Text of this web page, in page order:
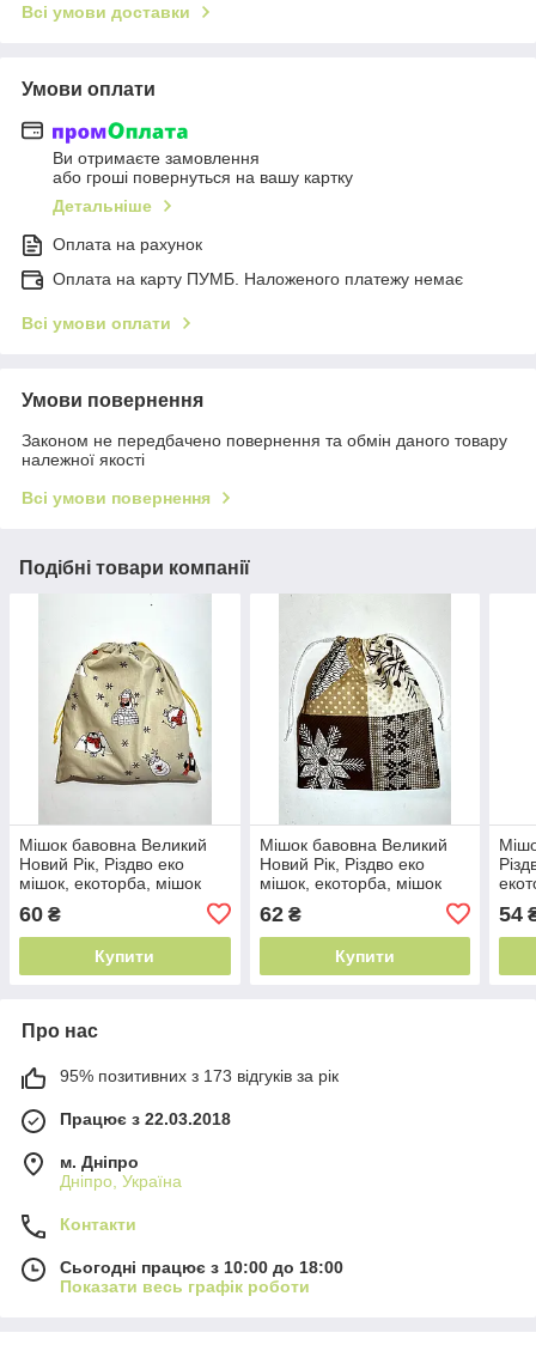
Всі умови доставки
Умови оплати
Ви отримаєте замовлення
або гроші повернуться на вашу картку
Детальніше
Оплата на рахунок
Оплата на карту ПУМБ. Наложеного платежу немає
Всі умови оплати
Умови повернення
Законом не передбачено повернення та обмін даного товару
належної якості
Всі умови повернення
Подібні товари компанії
Мішок бавовна Великий
Новий Рік, Різдво еко
мішок, екоторба, мішок
для подарунків різдвяний,
подарунковий
60 ₴
Купити
Мішок бавовна Великий
Новий Рік, Різдво еко
мішок, екоторба, мішок
для подарунків різдвяний,
подарунковий
62₴
Купити
54
Про нас
95% позитивних з 173 відгуків за рік
Працює з 22.03.2018
м. Дніпро
Дніпро, Україна
Контакти
Сьогодні працює з 10:00 до 18:00
Показати весь графік роботи